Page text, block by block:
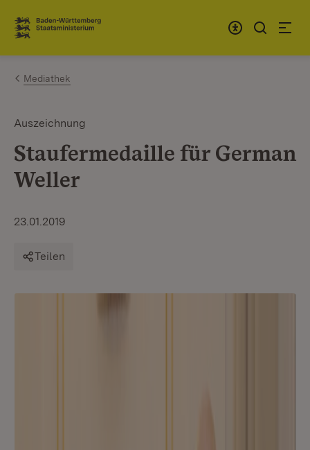
Zum Inhalt springen
Link zur Startseite
Mediathek
Auszeichnung
Staufermedaille für German
Weller
23.01.2019
Teilen